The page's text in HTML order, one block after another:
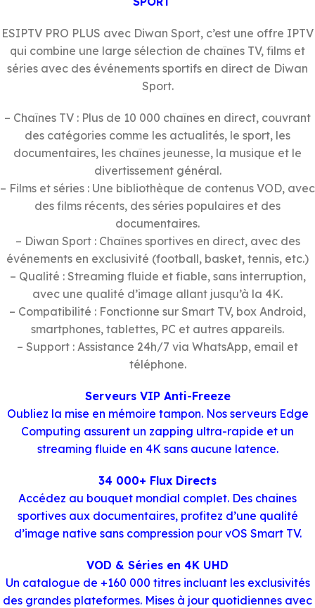
ESIPTV PRO PLUS avec Diwan Sport, c’est une offre IPTV
qui combine une large sélection de chaînes TV, films et
séries avec des événements sportifs en direct de Diwan
Sport.
– Chaînes TV : Plus de 10 000 chaînes en direct, couvrant
des catégories comme les actualités, le sport, les
documentaires, les chaînes jeunesse, la musique et le
divertissement général.
– Films et séries : Une bibliothèque de contenus VOD, avec
des films récents, des séries populaires et des
documentaires.
– Diwan Sport : Chaînes sportives en direct, avec des
événements en exclusivité (football, basket, tennis, etc.)
– Qualité : Streaming fluide et fiable, sans interruption,
avec une qualité d’image allant jusqu’à la 4K.
– Compatibilité : Fonctionne sur Smart TV, box Android,
smartphones, tablettes, PC et autres appareils.
– Support : Assistance 24h/7 via WhatsApp, email et
téléphone.
Serveurs VIP Anti-Freeze
Oubliez la mise en mémoire tampon. Nos serveurs Edge
Computing assurent un zapping ultra-rapide et un
streaming fluide en 4K sans aucune latence.
34 000+ Flux Directs
Accédez au bouquet mondial complet. Des chaines
sportives aux documentaires, profitez d’une qualité
d’image native sans compression pour vOS Smart TV.
VOD & Séries en 4K UHD
Un catalogue de +160 000 titres incluant les exclusivités
des grandes plateformes. Mises à jour quotidiennes avec